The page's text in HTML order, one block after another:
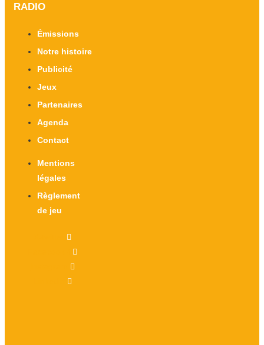
RADIO
Émissions
Notre histoire
Publicité
Jeux
Partenaires
Agenda
Contact
Mentions
légales
Règlement
de jeu